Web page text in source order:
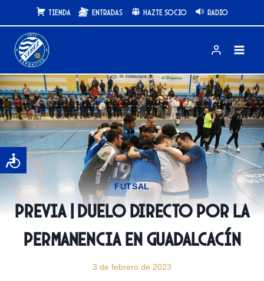
al
contenido
Tienda Entradas Hazte Socio Radio
FUTSAL
PREVIA | Duelo directo por la
permanencia en Guadalcacín
3 de febrero de 2023